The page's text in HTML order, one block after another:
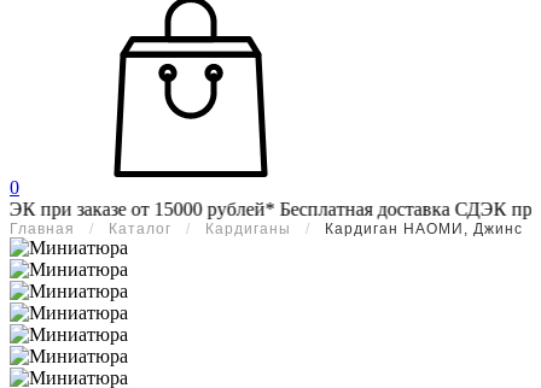
0
заказе от 15000 рублей* Бесплатная доставка СДЭК при
Главная / Каталог / Кардиганы / Кардиган НАОМИ, Джинс